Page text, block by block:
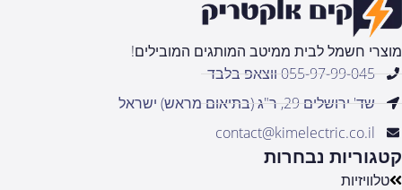
מוצרי חשמל לבית ממיטב המותגים המובילים!
055-97-99-045 ווצאפ בלבד
שד' ירושלים 29, ר"ג (בתיאום מראש) ישראל
contact@kimelectric.co.il
קטגוריות נבחרות
טלוויזיות